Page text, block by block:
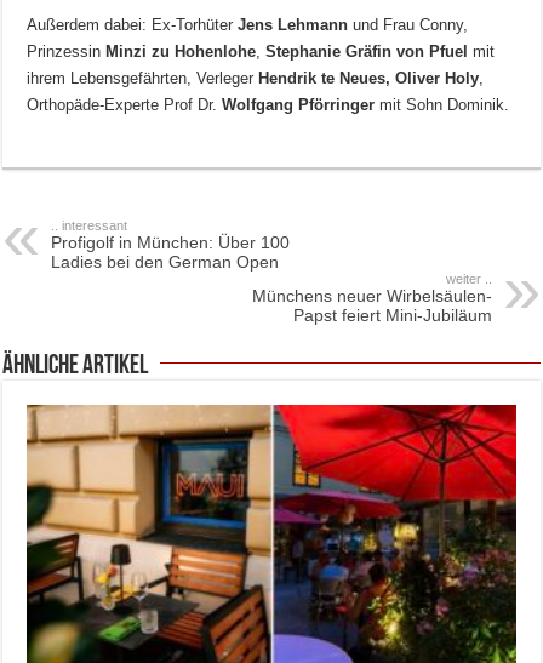
Außerdem dabei: Ex-TorhüterJens Lehmann und Frau Conny,
Prinzessin Minzi zu Hohenlohe,Stephanie Gräfin von Pfuel mit
ihrem Lebensgefährten, Verleger Hendrik te Neues, Oliver Holy,
Orthopäde-Experte Prof Dr.Wolfgang Pförringer mit Sohn Dominik.
.. interessant
Profigolf in München: Über 100
Ladies bei den German Open
weiter ..
Münchens neuer Wirbelsäulen-
Papst feiert Mini-Jubiläum
ähnliche Artikel